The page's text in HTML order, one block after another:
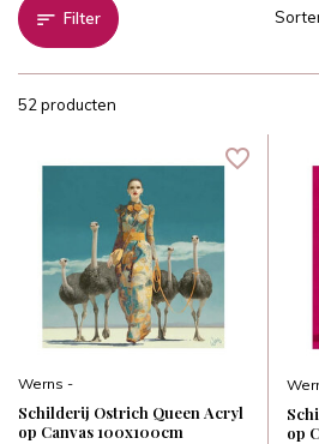
Filter
52 producten
Werns -
Schilderij Ostrich Queen Acryl
op Canvas 100x100cm
op